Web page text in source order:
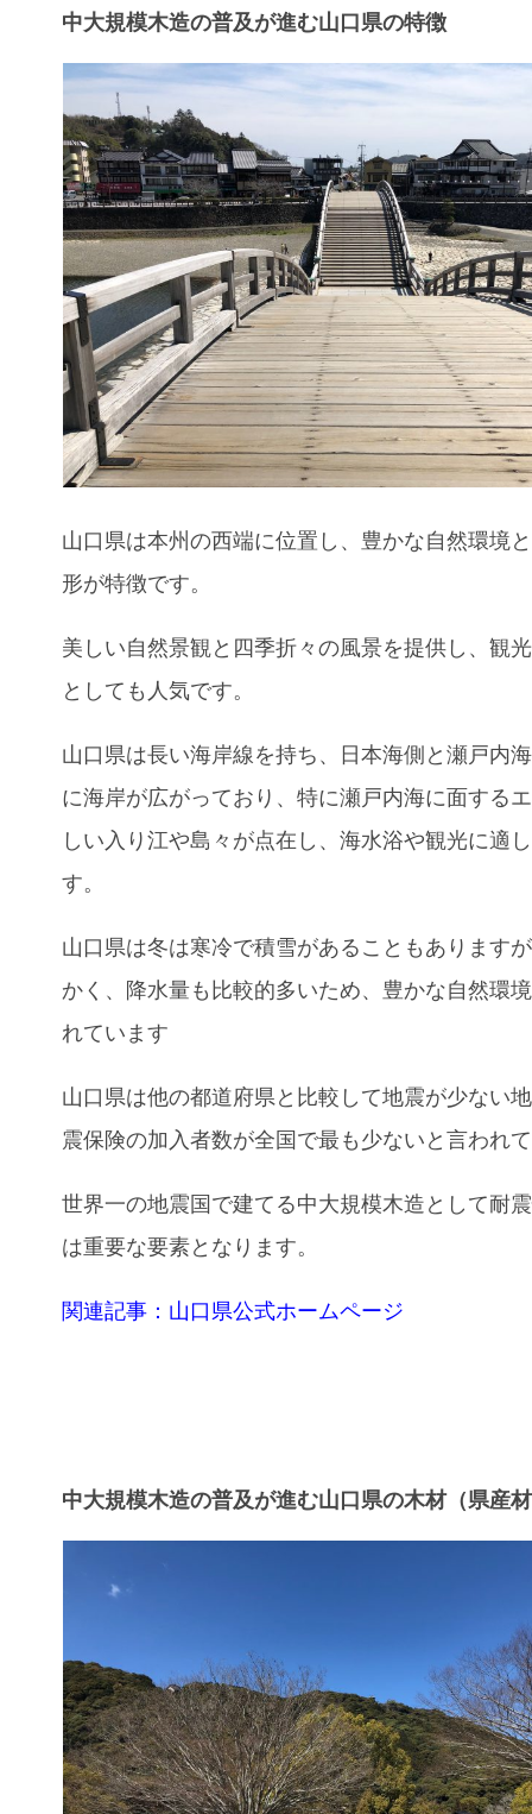
中大規模木造の普及が進む山口県の特徴
山口県は本州の西端に位置し、豊かな自然環境
形が特徴です。
美しい自然景観と四季折々の風景を提供し、観
としても人気です。
山口県は長い海岸線を持ち、日本海側と瀬戸内
に海岸が広がっており、特に瀬戸内海に面する
しい入り江や島々が点在し、海水浴や観光に適
す。
山口県は冬は寒冷で積雪があることもあります
かく、降水量も比較的多いため、豊かな自然環
れています
山口県は他の都道府県と比較して地震が少ない
震保険の加入者数が全国で最も少ないと言われ
世界一の地震国で建てる中大規模木造として耐
は重要な要素となります。
関連記事：山口県公式ホームページ
中大規模木造の普及が進む山口県の木材（県産